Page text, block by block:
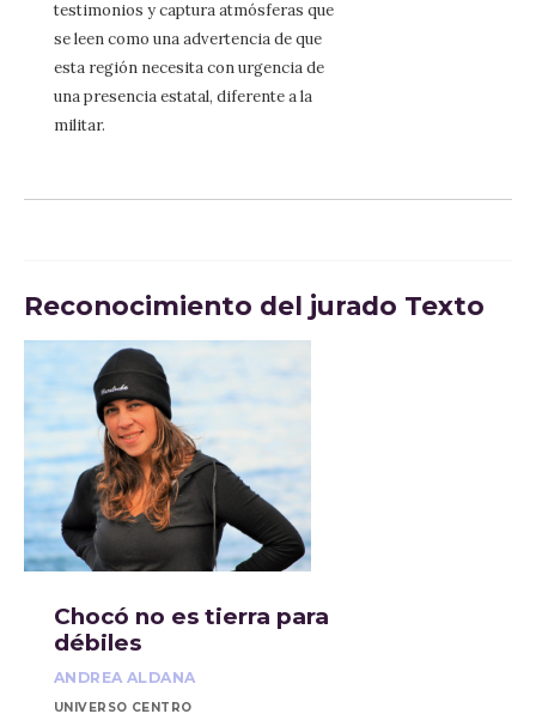
testimonios y captura atmósferas que
se leen como una advertencia de que
esta región necesita con urgencia de
una presencia estatal, diferente a la
militar.
Reconocimiento del jurado Texto
Chocó no es tierra para
débiles
ANDREA ALDANA
UNIVERSO CENTRO